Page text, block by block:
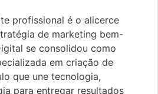
profissional é o alicerce
de marketing bem-
se consolidou como
em criação de
que une tecnologia,
para entregar resultados